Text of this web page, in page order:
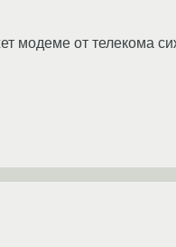
модеме от телекома